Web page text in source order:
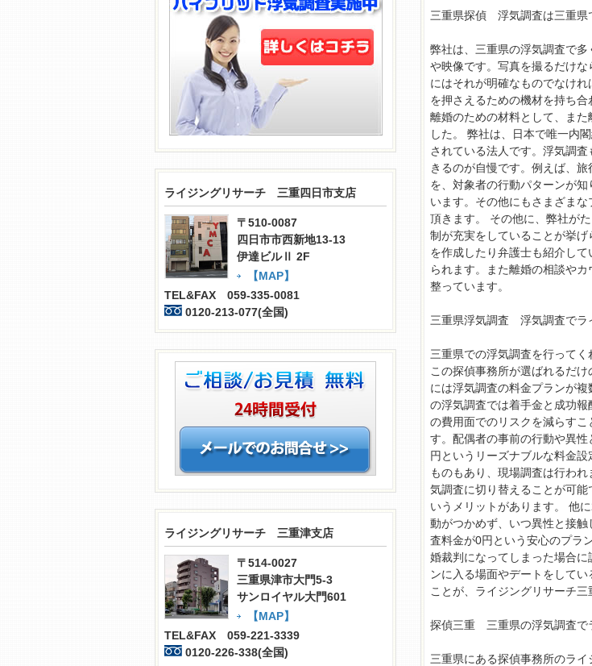
三重県探偵 浮気調査は三重県
弊社は、三重県の浮気調査で
や映像です。写真を撮るだけ
にはそれが明確なものでなけ
を押さえるための機材を持ち
離婚のための材料として、ま
した。 弊社は、日本で唯一内
されている法人です。浮気調
きるのが自慢です。例えば、
を、対象者の行動パターンが
います。その他にもさまざま
頂きます。 その他に、弊社が
制が充実をしていることが挙
を作成したり弁護士も紹介し
られます。また離婚の相談や
整っています。
三重県浮気調査 浮気調査でラ
三重県での浮気調査を行って
この探偵事務所が選ばれるだ
には浮気調査の料金プランが
の浮気調査では着手金と成功
の費用面でのリスクを減らす
す。配偶者の事前の行動や異
円というリーズナブルな料金
ものもあり、現場調査は行わ
気調査に切り替えることが可
いうメリットがあります。 他
動がつかめず、いつ異性と接
査料金が0円という安心のプラ
婚裁判になってしまった場合
ンに入る場面やデートをして
ことが、ライジングリサーチ三
探偵三重 三重県の浮気調査で
三重県にある探偵事務所のラ
ライジングリサーチ 三重四日市支店
〒510-0087
四日市市西新地13-13
伊達ビルⅡ 2F
【MAP】
TEL&FAX 059-335-0081
0120-213-077(全国)
ライジングリサーチ 三重津支店
〒514-0027
三重県津市大門5-3
サンロイヤル大門601
【MAP】
TEL&FAX 059-221-3339
0120-226-338(全国)